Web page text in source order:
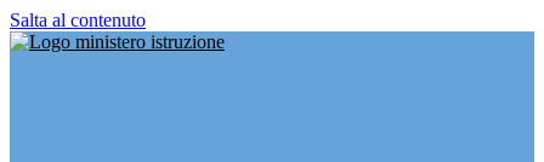
Salta al contenuto